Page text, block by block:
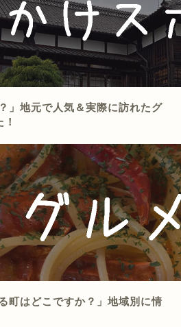
」地元で人気＆実際に訪れたグ
町はどこですか？」地域別に情